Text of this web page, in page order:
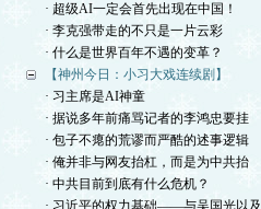
· 超级AI一定会首先出现在中国！
· 李克强带走的不只是一片云彩
· 什么是世界百年不遇的变革？
【神州今日：小习大戏连续剧】
· 习主席是AI神童
· 据说多年前痛骂记者的李鸿忠要挂
· 包子不瘪的荒谬而严酷的述事逻辑
· 俺并非与网友抬杠，而是为中共抬
· 中共目前到底有什么危机？
· 习近平的权力基础——与吴国光以及